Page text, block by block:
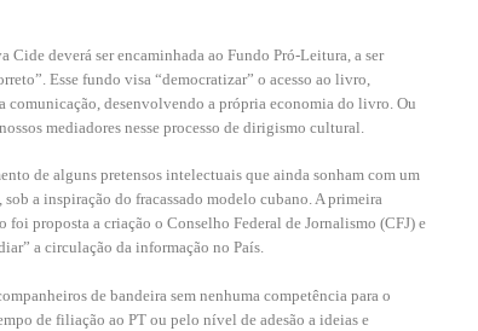
Cide deverá ser encaminhada ao Fundo Pró-Leitura, a ser
Esse fundo visa “democratizar” o acesso ao livro,
comunicação, desenvolvendo a própria economia do livro. Ou
mediadores nesse processo de dirigismo cultural.
de alguns pretensos intelectuais que ainda sonham com um
a inspiração do fracassado modelo cubano. A primeira
proposta a criação o Conselho Federal de Jornalismo (CFJ) e
a circulação da informação no País.
de bandeira sem nenhuma competência para o
de filiação ao PT ou pelo nível de adesão a ideias e